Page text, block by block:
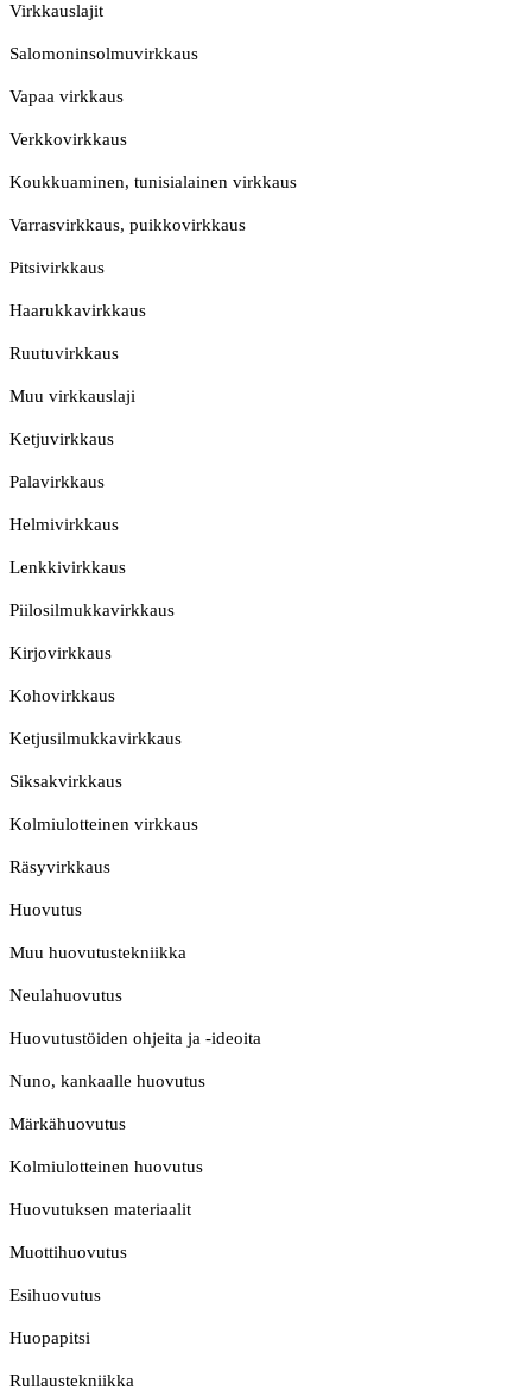
Virkkauslajit
Salomoninsolmuvirkkaus
Vapaa virkkaus
Verkkovirkkaus
Koukkuaminen, tunisialainen virkkaus
Varrasvirkkaus, puikkovirkkaus
Pitsivirkkaus
Haarukkavirkkaus
Ruutuvirkkaus
Muu virkkauslaji
Ketjuvirkkaus
Palavirkkaus
Helmivirkkaus
Lenkkivirkkaus
Piilosilmukkavirkkaus
Kirjovirkkaus
Kohovirkkaus
Ketjusilmukkavirkkaus
Siksakvirkkaus
Kolmiulotteinen virkkaus
Räsyvirkkaus
Huovutus
Muu huovutustekniikka
Neulahuovutus
Huovutustöiden ohjeita ja -ideoita
Nuno, kankaalle huovutus
Märkähuovutus
Kolmiulotteinen huovutus
Huovutuksen materiaalit
Muottihuovutus
Esihuovutus
Huopapitsi
Rullaustekniikka